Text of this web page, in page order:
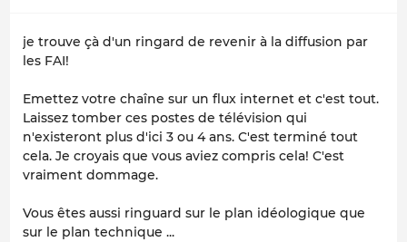
je trouve çà d'un ringard de revenir à la diffusion par
les FAI!
Emettez votre chaîne sur un flux internet et c'est tout.
Laissez tomber ces postes de télévision qui
n'existeront plus d'ici 3 ou 4 ans. C'est terminé tout
cela. Je croyais que vous aviez compris cela! C'est
vraiment dommage.
Vous êtes aussi ringuard sur le plan idéologique que
sur le plan technique ...